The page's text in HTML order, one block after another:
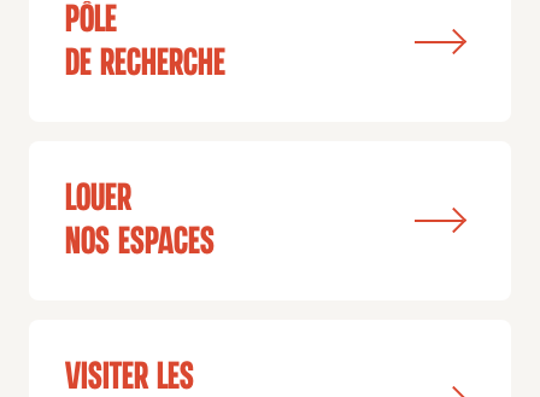
pôle
de recherche
Louer
nos espaces
visiter les